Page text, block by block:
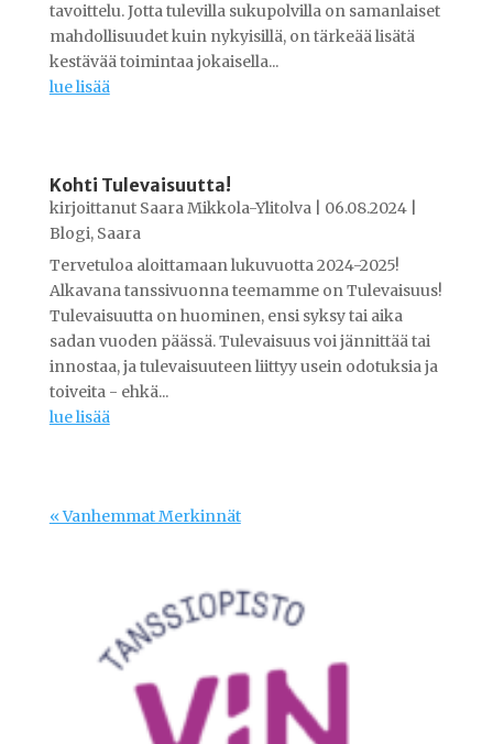
tavoittelu. Jotta tulevilla sukupolvilla on samanlaiset
mahdollisuudet kuin nykyisillä, on tärkeää lisätä
kestävää toimintaa jokaisella...
lue lisää
Kohti Tulevaisuutta!
kirjoittanut Saara Mikkola-Ylitolva| 06.08.2024|
Blogi, Saara
Tervetuloa aloittamaan lukuvuotta 2024-2025!
Alkavana tanssivuonna teemamme on Tulevaisuus!
Tulevaisuutta on huominen, ensi syksy tai aika
sadan vuoden päässä. Tulevaisuus voi jännittää tai
innostaa, ja tulevaisuuteen liittyy usein odotuksia ja
toiveita - ehkä...
lue lisää
« Vanhemmat Merkinnät